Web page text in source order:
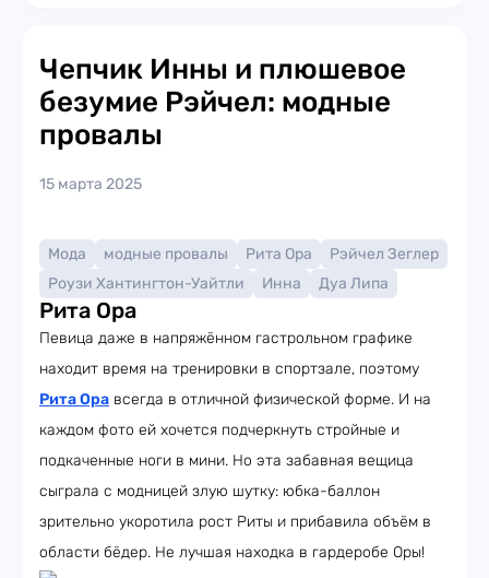
Чепчик Инны и плюшевое
безумие Рэйчел: модные
провалы
15 марта 2025
Мода модные провалы Рита Ора
Рэйчел Зеглер
Роузи Хантингтон-Уайтли
Инна Дуа Липа
Рита Ора
Певица даже в напряжённом гастрольном графике
находит время на тренировки в спортзале, поэтому
Рита Ора всегда в отличной физической форме. И на
каждом фото ей хочется подчеркнуть стройные и
подкаченные ноги в мини. Но эта забавная вещица
сыграла с модницей злую шутку: юбка-баллон
зрительно укоротила рост Риты и прибавила объём в
области бёдер. Не лучшая находка в гардеробе Оры!